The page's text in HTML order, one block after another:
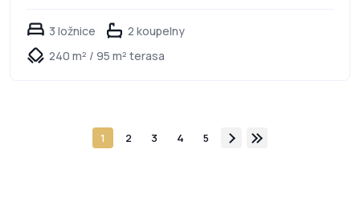
3 ložnice
2 koupelny
240 m² / 95 m² terasa
1 2 3 4 5